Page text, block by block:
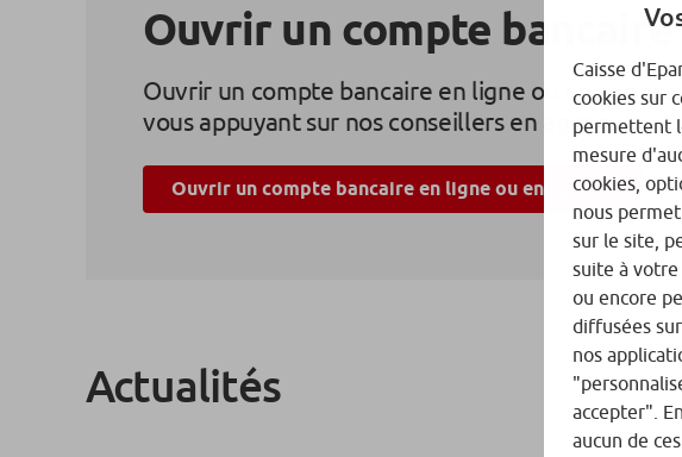
Ouvrir un compte
Ouvrir un compte bancaire en ligne ou en
vous appuyant sur nos conseillers en agence
Ouvrir un compte bancaire en ligne ou en agence
Actualités
Caisse
cookies sur
permettent
mesure
cookies,
nous
sur le site,
suite à
ou encore
diffusées
nos
accepter".
aucun de